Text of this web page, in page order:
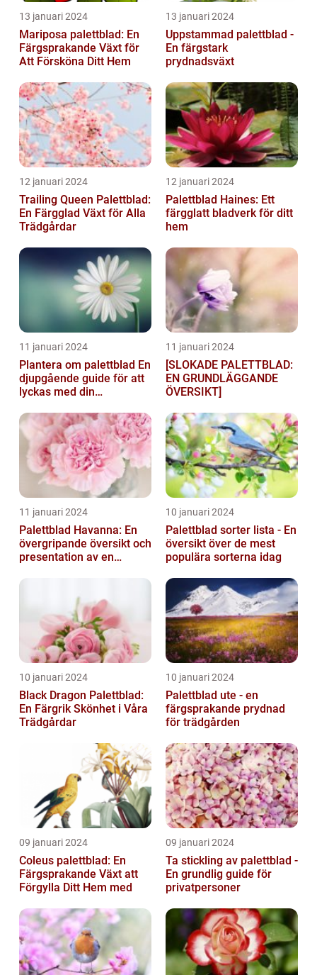
13 januari 2024
Mariposa palettblad: En
Färgsprakande Växt för
Att Försköna Ditt Hem
13 januari 2024
Uppstammad palettblad -
En färgstark
prydnadsväxt
12 januari 2024
Trailing Queen Palettblad:
En Färgglad Växt för Alla
Trädgårdar
12 januari 2024
Palettblad Haines: Ett
färgglatt bladverk för ditt
hem
11 januari 2024
Plantera om palettblad En
djupgående guide för att
lyckas med din
11 januari 2024
[SLOKADE PALETTBLAD:
EN GRUNDLÄGGANDE
ÖVERSIKT]
11 januari 2024
Palettblad Havanna: En
övergripande översikt och
presentation av en
10 januari 2024
Palettblad sorter lista - En
översikt över de mest
populära sorterna idag
10 januari 2024
Black Dragon Palettblad:
En Färgrik Skönhet i Våra
Trädgårdar
10 januari 2024
Palettblad ute - en
färgsprakande prydnad
för trädgården
09 januari 2024
Coleus palettblad: En
Färgsprakande Växt att
Förgylla Ditt Hem med
09 januari 2024
Ta stickling av palettblad -
En grundlig guide för
privatpersoner